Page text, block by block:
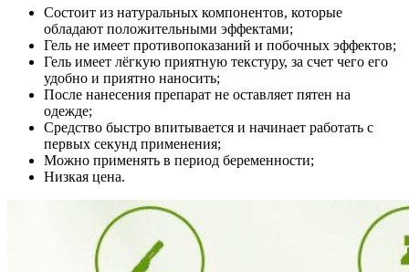
Состоит из натуральных компонентов, которые
обладают положительными эффектами;
Гель не имеет противопоказаний и побочных эффектов;
Гель имеет лёгкую приятную текстуру, за счет чего его
удобно и приятно наносить;
После нанесения препарат не оставляет пятен на
одежде;
Средство быстро впитывается и начинает работать с
первых секунд применения;
Можно применять в период беременности;
Низкая цена.